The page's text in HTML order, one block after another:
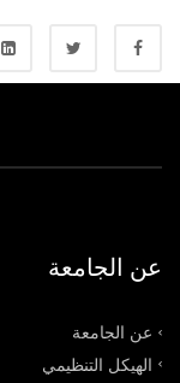
عن الجامعة
عن الجامعة
الهيكل التنظيمي